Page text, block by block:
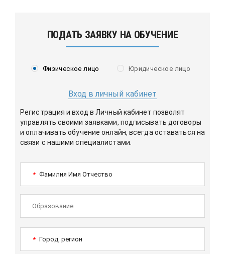
ПОДАТЬ ЗАЯВКУ НА ОБУЧЕНИЕ
Физическое лицо Юридическое лицо
Вход в личный кабинет
Регистрация и вход в Личный кабинет позволят
управлять своими заявками, подписывать договоры
и оплачивать обучение онлайн, всегда оставаться на
связи с нашими специалистами.
* Фамилия Имя Отчество
* Город, регион